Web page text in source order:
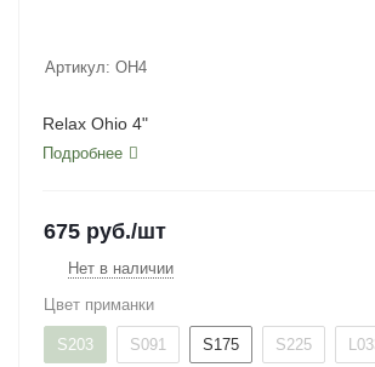
Артикул: OH4
Relax Ohio 4"
Подробнее
675 руб./шт
Нет в наличии
Цвет приманки
S203 S091 S175 S225